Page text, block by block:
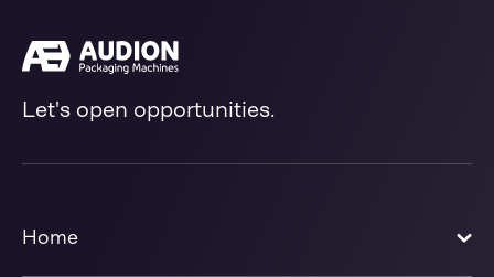
Let's open opportunities.
Home